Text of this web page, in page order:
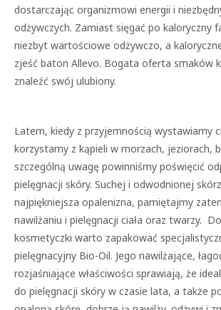
dostarczając organizmowi energii i
odżywczych. Zamiast sięgać po kaloryczny
niezbyt wartościowe odżywczo, a
zjeść baton Allevo. Bogata oferta smaków
znaleźć swój ulubiony.
Latem, kiedy z przyjemnością wystawiamy
korzystamy z kąpieli w morzach, jeziorach,
szczególną uwagę powinniśmy poświęcić
pielęgnacji skóry. Suchej i odwodnionej
najpiękniejsza opalenizna, pamiętajmy
nawilżaniu i pielęgnacji ciała oraz twarzy.
kosmetyczki warto zapakować
pielęgnacyjny Bio-Oil. Jego nawilżające,
rozjaśniające właściwości sprawiają, że
do pielęgnacji skóry w czasie lata, a także